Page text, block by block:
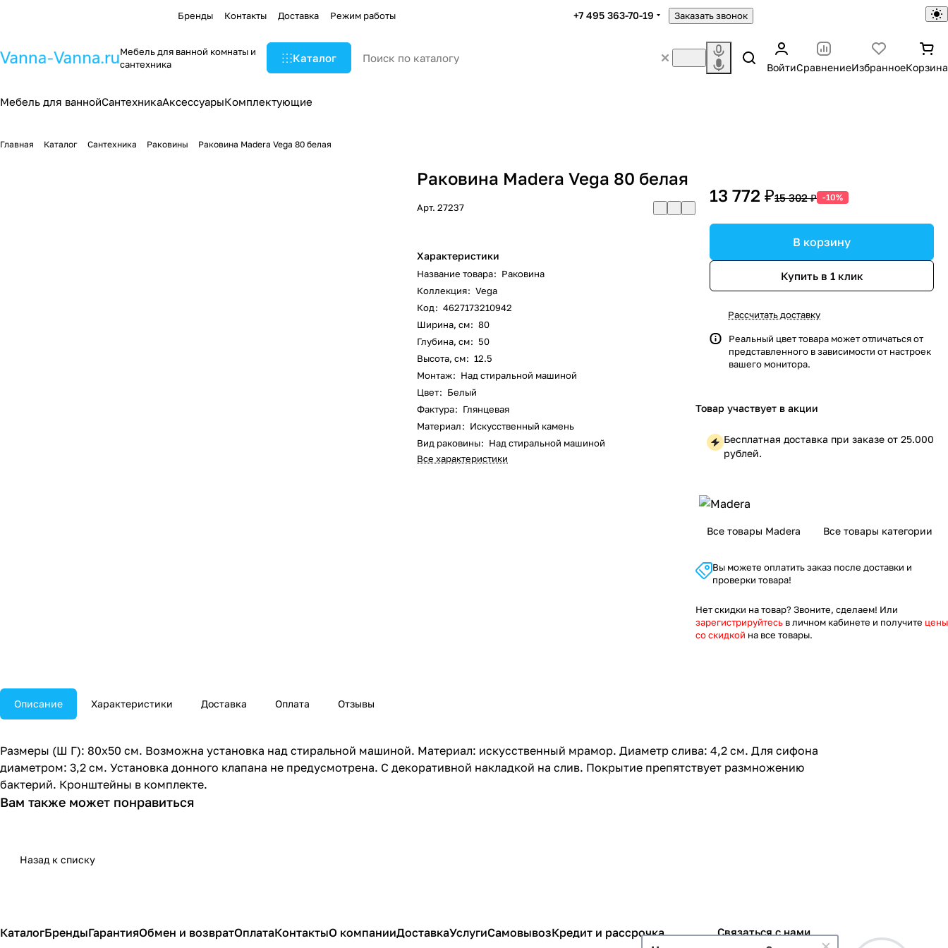
Бренды Контакты Доставка Режим работы +7 495 363-70-19 Заказать звонок
Мебель для ванной комнаты и
сантехника
Каталог
ВойтиСравнениеИзбранноеКорзина
Мебель для ваннойСантехникаАксессуарыКомплектующие
Главная Каталог Сантехника Раковины Раковина Madera Vega 80 белая
Раковина Madera Vega 80 белая
Арт.27237
Характеристики
Название товара: Раковина
Коллекция: Vega
Код: 4627173210942
Ширина, см: 80
Глубина, см: 50
Высота, см: 12.5
Монтаж: Над стиральной машиной
Цвет: Белый
Фактура: Глянцевая
Материал: Искусственный камень
Вид раковины: Над стиральной машиной
Все характеристики
13 772 ₽15 302 ₽ -10%
В корзину
Купить в 1 клик
Рассчитать доставку
Реальный цвет товара может отличаться от
представленного в зависимости от настроек
вашего монитора.
Товар участвует в акции
Бесплатная доставка при заказе от 25.000
рублей.
Все товары Madera Все товары категории
Вы можете оплатить заказ после доставки и
проверки товара!
Нет скидки на товар? Звоните, сделаем! Или
зарегистрируйтесь в личном кабинете и получите цены
со скидкой на все товары.
Описание Характеристики Доставка Оплата Отзывы
Размеры (Ш Г): 80x50 см. Возможна установка над стиральной машиной. Материал: искусственный мрамор. Диаметр слива: 4,2 см. Для сифона
диаметром: 3,2 см. Установка донного клапана не предусмотрена. С декоративной накладкой на слив. Покрытие препятствует размножению
бактерий. Кронштейны в комплекте.
Вам также может понравиться
Назад к списку
КаталогБрендыГарантияОбмен и возвратОплатаКонтактыО компанииДоставкаУслугиСамовывозКредит и рассрочка Связаться с нами